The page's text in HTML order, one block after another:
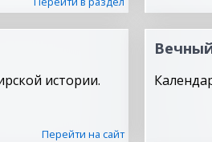
истории.
Перейти на сайт